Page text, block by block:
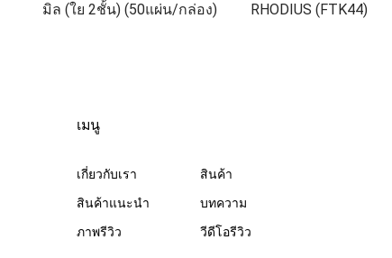
มิล (ใย 2ชั้น) (50แผ่น/กล่อง)
RHODIUS (FTK44)
เมนู
เกี่ยวกับเรา
สินค้า
สินค้าแนะนำ
บทความ
ภาพรีวิว
วีดีโอรีวิว